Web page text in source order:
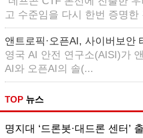
고 수준임을 다시 한번 증명한
앤트로픽·오픈AI, 사이버보안
영국 AI 안전 연구소(AISI)가
AI와 오픈AI의 솔(...
TOP 뉴스
명지대 ‘드론봇·대드론 센터’